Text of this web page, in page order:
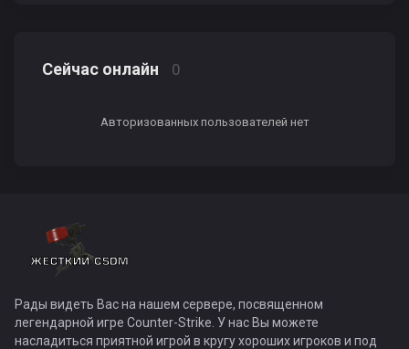
Сейчас онлайн 0
Авторизованных пользователей нет
Рады видеть Вас на нашем сервере, посвященном
легендарной игре Counter-Strike. У нас Вы можете
насладиться приятной игрой в кругу хороших игроков и под